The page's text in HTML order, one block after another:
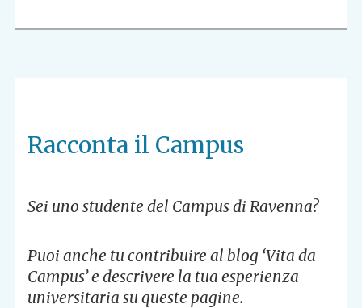
Racconta il Campus
Sei uno studente del Campus di Ravenna?
Puoi anche tu contribuire al blog ‘Vita da
Campus’ e descrivere la tua esperienza
universitaria su queste pagine.